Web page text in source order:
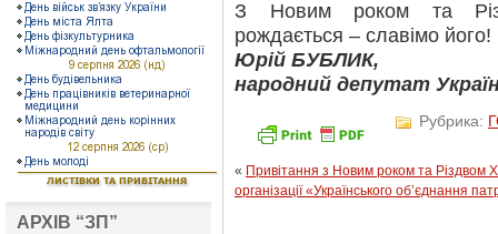
АРХІВ “ЗП”
З Новим роком та
рождається – славімо його!
Юрій БУБЛИК,
народний депутат
Рубрика:
« Привітання з Новим роком та Різдвом
організації «Українського об’єднання